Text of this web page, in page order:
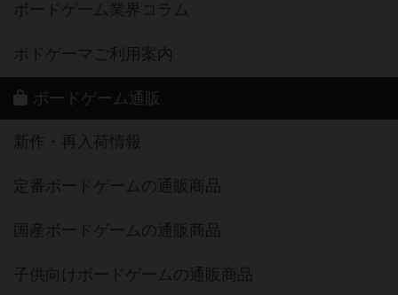
ボードゲーム業界コラム
ボドゲーマご利用案内
ボードゲーム通販
新作・再入荷情報
定番ボードゲームの通販商品
国産ボードゲームの通販商品
子供向けボードゲームの通販商品